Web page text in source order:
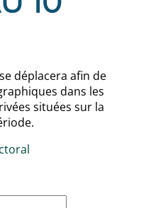
déplacera afin de
dans les
situées sur la